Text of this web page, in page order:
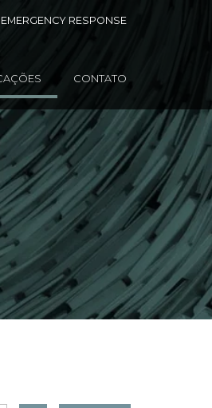
EMERGENCY RESPONSE
CONTATO